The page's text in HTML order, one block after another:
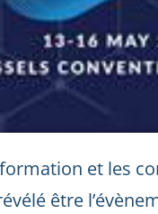
et les
être